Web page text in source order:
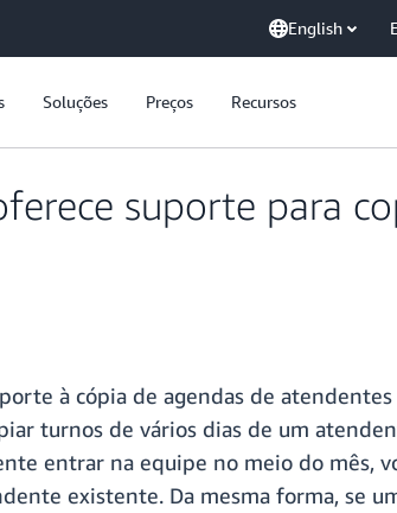
English
Soluções Preços Recursos
suporte para
à cópia de agendas de
turnos de vários dias de um
entrar na equipe no meio do mês,
existente. Da mesma forma, se